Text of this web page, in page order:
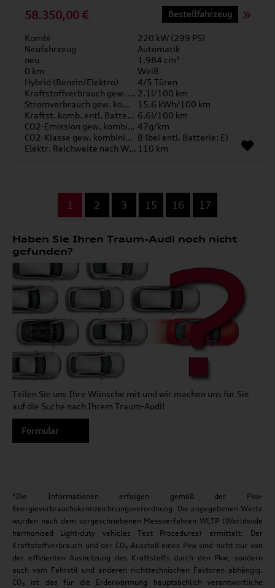
58.350,00 € Bestellfahrzeug
Kombi
220 kW (299 PS)
Neufahrzeug
Automatik
neu
1.984 cm³
0 km
Weiß
Hybrid (Benzin/Elektro)
4/5 Türen
Kraftstoffverbrauch gew. kombiniert 2.1l/100 km
Stromverbrauch gew. kombiniert
15.6 kWh/100 km
Kraftst. komb. entl. Batterie 6.6l/100 km
CO2-Emission gew. kombiniert 47g/km
CO2-Klasse gew. kombiniert B (bei entl. Batterie: E)
Elektr. Reichweite nach WLTP* 110 km
1 2 3 15 16 17
Haben Sie Ihren Traum-Audi noch nicht
gefunden?
Teilen Sie uns Ihre Wünsche mit und wir machen uns für Sie
auf die Suche nach Ihrem Traum-Audi!
Formular
*Die Informationen erfolgen gemäß der Pkw-
Energieverbrauchskennzeichnungsverordnung. Die angegebenen Werte
wurden nach dem vorgeschriebenen Messverfahren WLTP (Worldwide
harmonised Light-duty vehicles Test Procedures) ermittelt. Der
Kraftstoffverbrauch und der CO₂-Ausstoß eines Pkw sind nicht nur von
der effizienten Ausnutzung des Kraftstoffs durch den Pkw, sondern
auch vom Fahrstil und anderen nichttechnischen Faktoren abhängig.
CO₂ ist das für die Erderwärmung hauptsächlich verantwortliche